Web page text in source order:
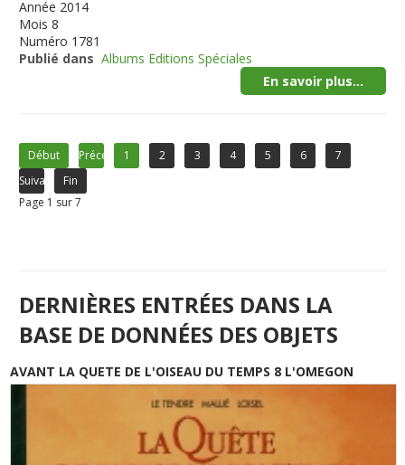
Année 2014
Mois 8
Numéro 1781
Publié dans Albums Editions Spéciales
En savoir plus...
Début Précédent1 2 3 4 5 6
7
Suivant
Fin
Page 1 sur 7
DERNIÈRES ENTRÉES DANS LA
BASE DE DONNÉES DES OBJETS
AVANT LA QUETE DE L'OISEAU DU TEMPS 8 L'OMEGON